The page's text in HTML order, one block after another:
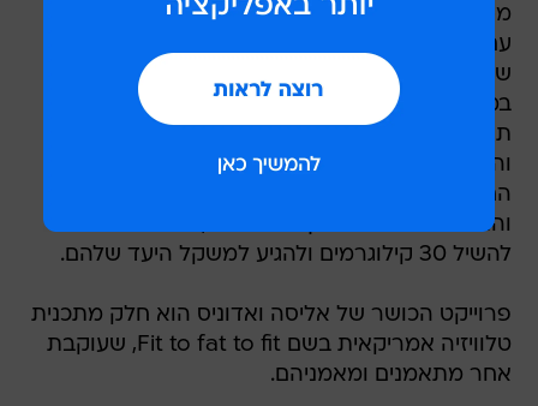
מ-30 קילוגרמים על מנת לרדת אותם בחזרה יחד
עם המתאמנת שלו  אליסה קיין, ולהוכיח לה שהיעד
שלה הוא אפשרי.
במשך קצת יותר מ-3 חודשים היל אכל מדי יום
והפסיק להתאמן לחלוטין. לאחר שתפח למימדיו
החדשים, התחילו הוא ואליסה בתכנית האימונים
להשיל 30 קילוגרמים ולהגיע למשקל היעד שלהם.
פרוייקט הכושר של אליסה ואדוניס הוא חלק מתכנית
טלוויזיה אמריקאית בשם Fit to fat to fit, שעוקבת
אחר מתאמנים ומאמניהם.